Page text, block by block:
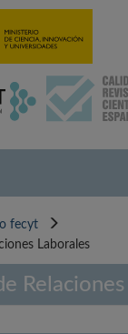
fecyt
Laborales